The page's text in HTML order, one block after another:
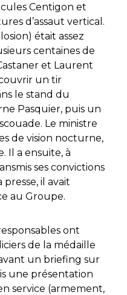
Centigon et
d’assaut vertical.
était assez
centaines de
et Laurent
un tir
le stand du
Pasquier, puis un
Le ministre
de vision nocturne,
Il a ensuite, à
ses convictions
il avait
au Groupe.
ont
de la médaille
un briefing sur
une présentation
service (armement,